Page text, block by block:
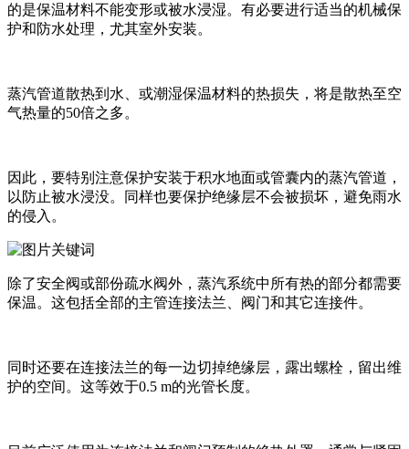
的是保温材料不能变形或被水浸湿。有必要进行适当的机械保
护和防水处理，尤其室外安装。
蒸汽管道散热到水、或潮湿保温材料的热损失，将是散热至空
气热量的50倍之多。
因此，要特别注意保护安装于积水地面或管囊内的蒸汽管道，
以防止被水浸没。同样也要保护绝缘层不会被损坏，避免雨水
的侵入。
除了安全阀或部份疏水阀外，蒸汽系统中所有热的部分都需要
保温。这包括全部的主管连接法兰、阀门和其它连接件。
同时还要在连接法兰的每一边切掉绝缘层，露出螺栓，留出维
护的空间。这等效于0.5 m的光管长度。